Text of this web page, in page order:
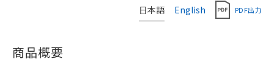
日本語 English PDF出力
商品概要